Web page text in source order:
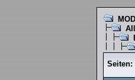
Seiten: